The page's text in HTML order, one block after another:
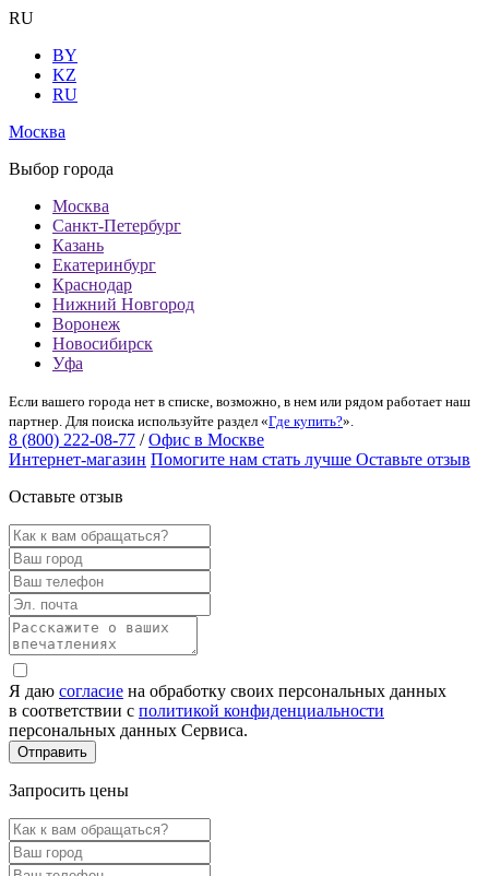
RU
BY
KZ
RU
Москва
Выбор города
Москва
Санкт-Петербург
Казань
Екатеринбург
Краснодар
Нижний Новгород
Воронеж
Новосибирск
Уфа
Если вашего города нет в списке, возможно, в нем или рядом работает наш
партнер. Для поиска используйте раздел «Где купить?».
8 (800) 222-08-77 / Офис в Москве
Интернет-магазин Помогите нам стать лучше Оставьте отзыв
Оставьте отзыв
Я даю согласие на обработку своих персональных данных
в соответствии с политикой конфиденциальности
персональных данных Сервиса.
Запросить цены